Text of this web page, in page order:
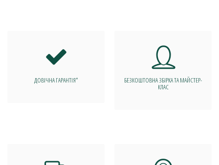
ДОВІЧНА ГАРАНТІЯ* БЕЗКОШТОВНА ЗБІРКА ТА МАЙСТЕР-
КЛАС